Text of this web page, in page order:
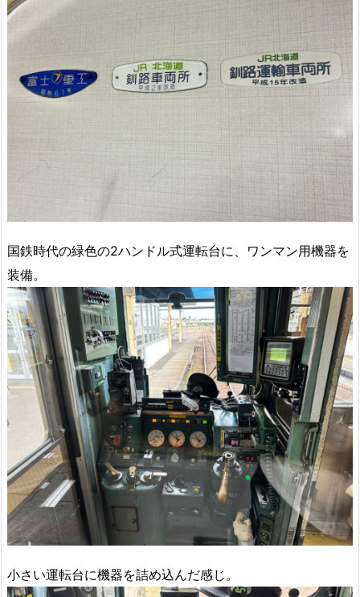
国鉄時代の緑色の2ハンドル式運転台に、ワンマン用機器を
装備。
小さい運転台に機器を詰め込んだ感じ。